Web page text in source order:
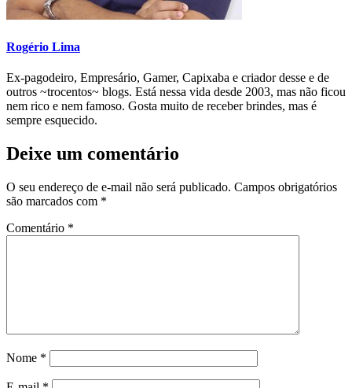
Rogério Lima
Ex-pagodeiro, Empresário, Gamer, Capixaba e criador desse e de
outros ~trocentos~ blogs. Está nessa vida desde 2003, mas não ficou
nem rico e nem famoso. Gosta muito de receber brindes, mas é
sempre esquecido.
Deixe um comentário
O seu endereço de e-mail não será publicado. Campos obrigatórios
são marcados com *
Comentário *
Nome *